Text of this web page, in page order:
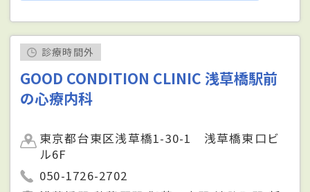
診療時間外
GOOD CONDITION CLINIC 浅草橋駅前
の心療内科
東京都台東区浅草橋1-30-1 浅草橋東口ビ
ル6F
050-1726-2702